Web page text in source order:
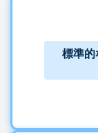
標準的